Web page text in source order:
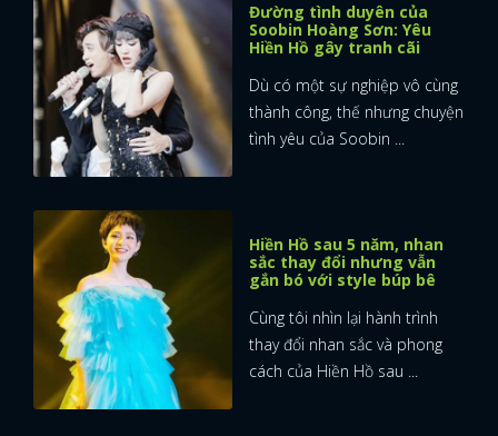
Đường tình duyên của
Soobin Hoàng Sơn: Yêu
Hiền Hồ gây tranh cãi
Dù có một sự nghiệp vô cùng
thành công, thế nhưng chuyện
tình yêu của Soobin ...
Hiền Hồ sau 5 năm, nhan
sắc thay đổi nhưng vẫn
gắn bó với style búp bê
Cùng tôi nhìn lại hành trình
thay đổi nhan sắc và phong
cách của Hiền Hồ sau ...